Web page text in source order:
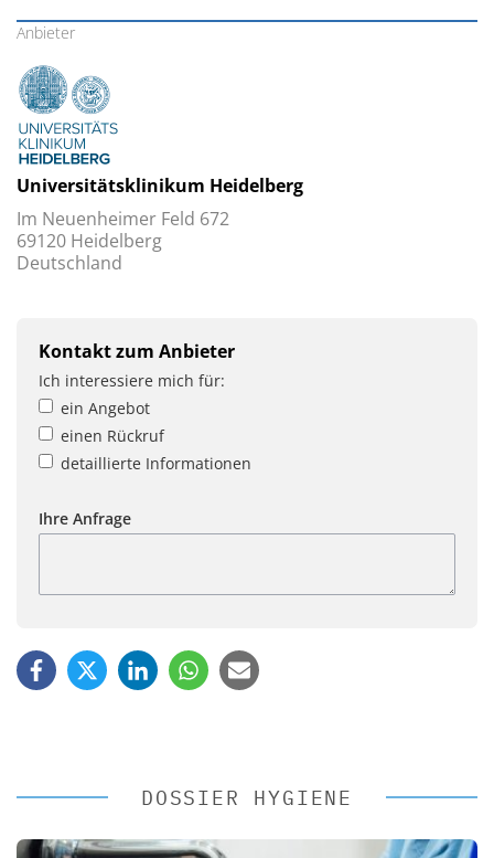
Anbieter
Universitätsklinikum Heidelberg
Im Neuenheimer Feld 672
69120 Heidelberg
Deutschland
Kontakt zum Anbieter
Ich interessiere mich für:
ein Angebot
einen Rückruf
detaillierte Informationen
Ihre Anfrage
DOSSIER HYGIENE